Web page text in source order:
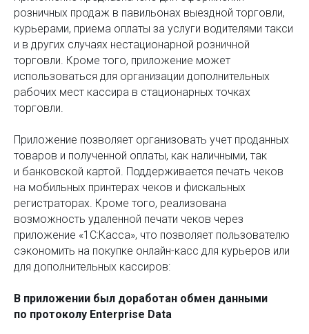
розничных продаж в павильонах выездной торговли,
курьерами, приема оплаты за услуги водителями такси
и в других случаях нестационарной розничной
торговли. Кроме того, приложение может
использоваться для организации дополнительных
рабочих мест кассира в стационарных точках
торговли.
Приложение позволяет организовать учет проданных
товаров и полученной оплаты, как наличными, так
и банковской картой. Поддерживается печать чеков
на мобильных принтерах чеков и фискальных
регистраторах. Кроме того, реализована
возможность удаленной печати чеков через
приложение «1С:Касса», что позволяет пользователю
сэкономить на покупке онлайн-касс для курьеров или
для дополнительных кассиров:
В приложении был доработан обмен данными
по протоколу Enterprise Data